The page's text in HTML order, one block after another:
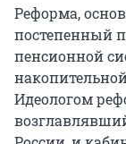
Реформа,
постепенный
пенсионной
Идеологом